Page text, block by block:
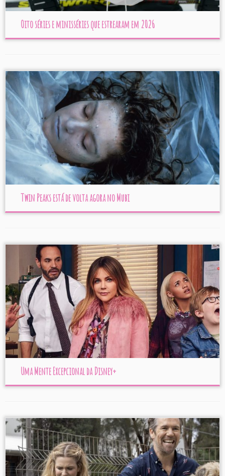
Oito séries e minisséries que estrearam em 2026
Twin Peaks está de volta agora no Mubi
Uma Mente Excepcional da Disney+